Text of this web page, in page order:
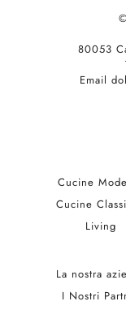
80053
Email
Cucine
Cucine
Living
La nostra
I Nostri